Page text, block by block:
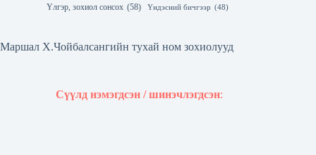
Үлгэр, зохиол сонсох (58) Үндэсний бичгээр (48)
Маршал Х.Чойбалсангийн тухай ном зохиолууд
Сүүлд нэмэгдсэн / шинэчлэгдсэн: